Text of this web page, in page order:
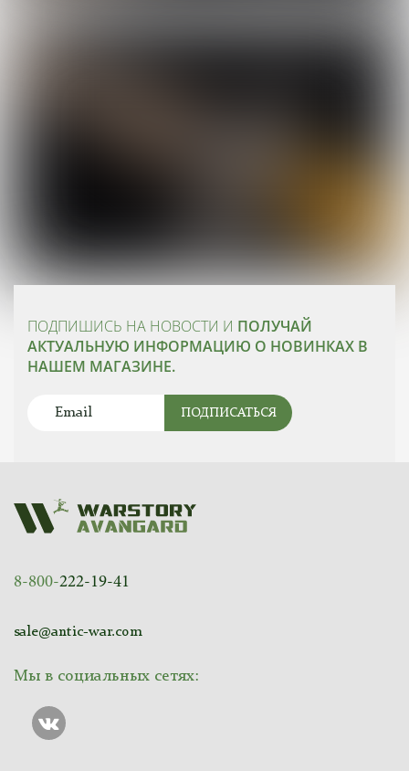
ПОДПИШИСЬ НА НОВОСТИ И ПОЛУЧАЙ
АКТУАЛЬНУЮ ИНФОРМАЦИЮ О НОВИНКАХ В
НАШЕМ МАГАЗИНЕ.
ПОДПИСАТЬСЯ
8-800-222-19-41
sale@antic-war.com
Мы в социальных сетях: